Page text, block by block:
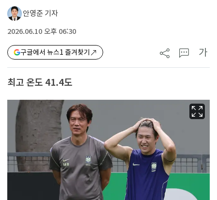
안영준 기자
2026.06.10 오후 06:30
구글에서 뉴스1 즐겨찾기 가
최고 온도 41.4도